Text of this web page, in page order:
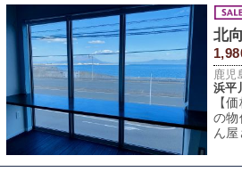
北
鹿児
浜平
【
の物
ん
別
です